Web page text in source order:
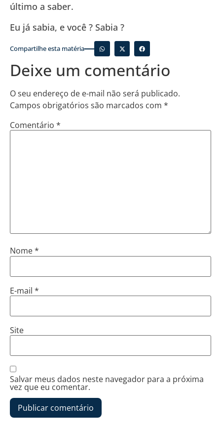
último a saber.
Eu já sabia, e você ? Sabia ?
Compartilhe esta matéria
Deixe um comentário
O seu endereço de e-mail não será publicado.
Campos obrigatórios são marcados com *
Comentário *
Nome*
E-mail *
Site
Salvar meus dados neste navegador para a próxima
vez que eu comentar.